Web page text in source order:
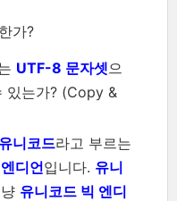
가?
UTF-8 문자셋으
있는가? (Copy &
유니코드라고 부르는
디언입니다. 유니
유니코드 빅 엔디